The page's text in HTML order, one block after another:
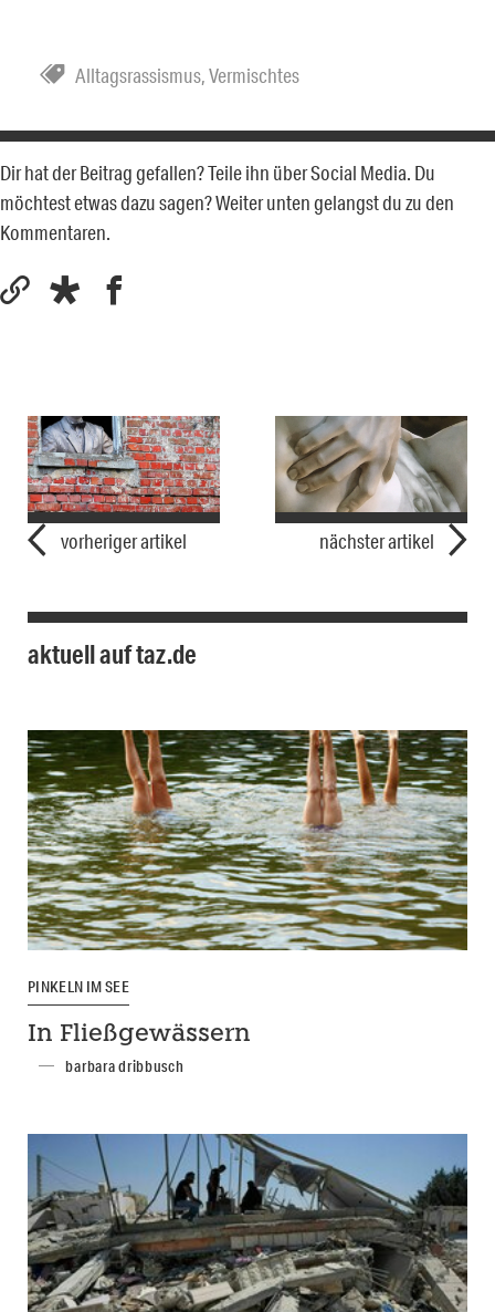
Alltagsrassismus,Vermischtes
Dir hat der Beitrag gefallen? Teile ihn über Social Media. Du
möchtest etwas dazu sagen? Weiter unten gelangst du zu den
Kommentaren.
vorheriger artikel nächster artikel
aktuell auf taz.de
PINKELN IM SEE
In Fließgewässern
barbara dribbusch